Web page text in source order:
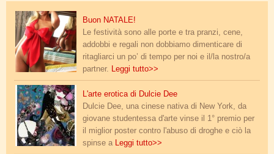
sesso-a-natale_1.pngBuon NATALE!
Le festività sono alle porte e tra pranzi, cene,
addobbi e regali non dobbiamo dimenticare di
ritagliarci un po’ di tempo per noi e il/la nostro/a
partner. Leggi tutto>>
sex_goddess.jpgL'arte erotica di Dulcie Dee
Dulcie Dee, una cinese nativa di New York, da
giovane studentessa d'arte vinse il 1° premio per
il miglior poster contro l'abuso di droghe e ciò la
spinse a Leggi tutto>>